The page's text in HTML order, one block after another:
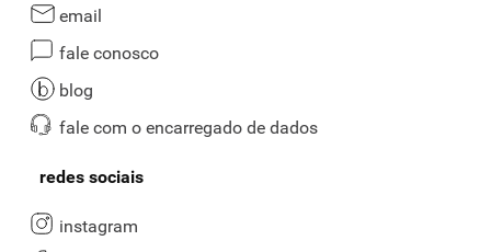
email
fale conosco
blog
fale com o encarregado de dados
redes sociais
instagram